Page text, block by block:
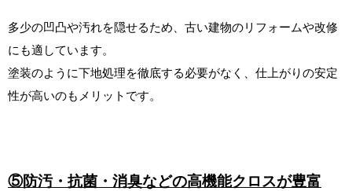
多少の凹凸や汚れを隠せるため、古い建物のリフォームや改修
にも適しています。
塗装のように下地処理を徹底する必要がなく、仕上がりの安定
性が高いのもメリットです。
⑤防汚・抗菌・消臭などの高機能クロスが豊富